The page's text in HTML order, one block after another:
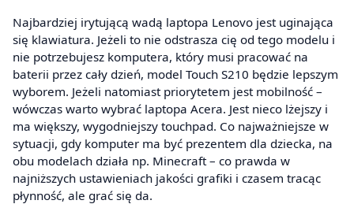
Najbardziej irytującą wadą laptopa Lenovo jest uginająca
się klawiatura. Jeżeli to nie odstrasza cię od tego modelu i
nie potrzebujesz komputera, który musi pracować na
baterii przez cały dzień, model Touch S210 będzie lepszym
wyborem. Jeżeli natomiast priorytetem jest mobilność –
wówczas warto wybrać laptopa Acera. Jest nieco lżejszy i
ma większy, wygodniejszy touchpad. Co najważniejsze w
sytuacji, gdy komputer ma być prezentem dla dziecka, na
obu modelach działa np. Minecraft – co prawda w
najniższych ustawieniach jakości grafiki i czasem tracąc
płynność, ale grać się da.